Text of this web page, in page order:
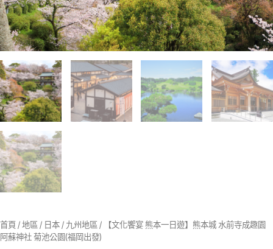
首頁/地區 / 日本/ 九州地區 / 【文化饗宴 熊本一日遊】熊本城 水前寺成趣園
阿蘇神社 菊池公園(福岡出發)